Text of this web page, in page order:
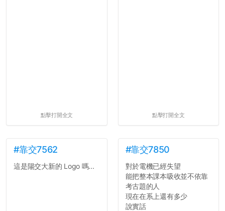
點擊打開全文 點擊打開全文
#靠交7562
這是陽交大新的 Logo 嗎...
#靠交7850
對於電機已經失望
能把整本課本吸收並不依靠
考古題的人
現在在系上還有多少
說實話